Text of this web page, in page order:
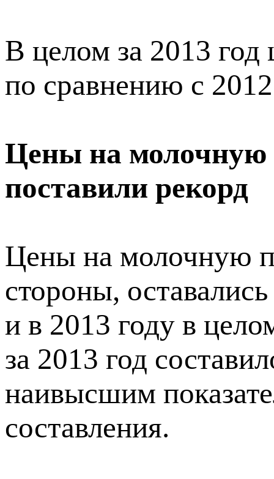
В целом за 2013 год
по сравнению с
Цены на
поставили рекорд
Цены на молочную
стороны,
и в 2013 году в
за 2013 год
наивысшим
составления.